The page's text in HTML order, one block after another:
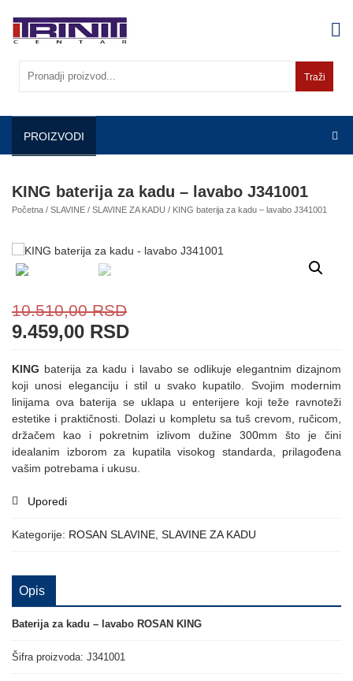
content
Traži
PROIZVODI
KING baterija za kadu – lavabo J341001
Početna / SLAVINE / SLAVINE ZA KADU / KING baterija za kadu – lavabo J341001
10.510,00RSD
9.459,00 RSD
KING baterija za kadu i lavabo se odlikuje elegantnim dizajnom
koji unosi eleganciju i stil u svako kupatilo. Svojim modernim
linijama ova baterija se uklapa u enterijere koji teže ravnoteži
estetike i praktičnosti. Dolazi u kompletu sa tuš crevom, ručicom,
držačem kao i pokretnim izlivom dužine 300mm što je čini
idealanim izborom za kupatila visokog standarda, prilagođena
vašim potrebama i ukusu.
Uporedi
Kategorije: ROSAN SLAVINE SLAVINE ZA KADU
Opis
Baterija za kadu – lavabo ROSAN KING
Šifra proizvoda: J341001